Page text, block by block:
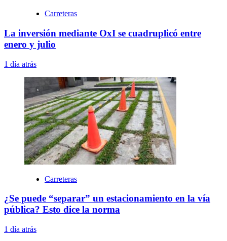
Carreteras
La inversión mediante OxI se cuadruplicó entre
enero y julio
1 día atrás
Carreteras
¿Se puede “separar” un estacionamiento en la vía
pública? Esto dice la norma
1 día atrás